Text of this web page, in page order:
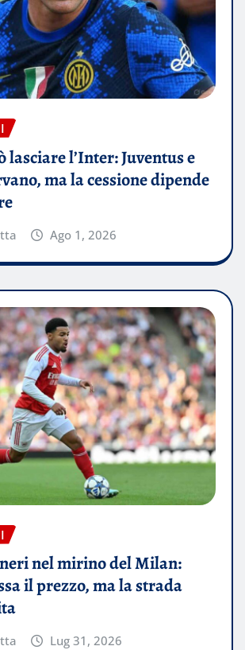
lasciare l’Inter: Juventus e
ma la cessione dipende
Ago 1, 2026
nel mirino del Milan:
il prezzo, ma la strada
Lug 31, 2026